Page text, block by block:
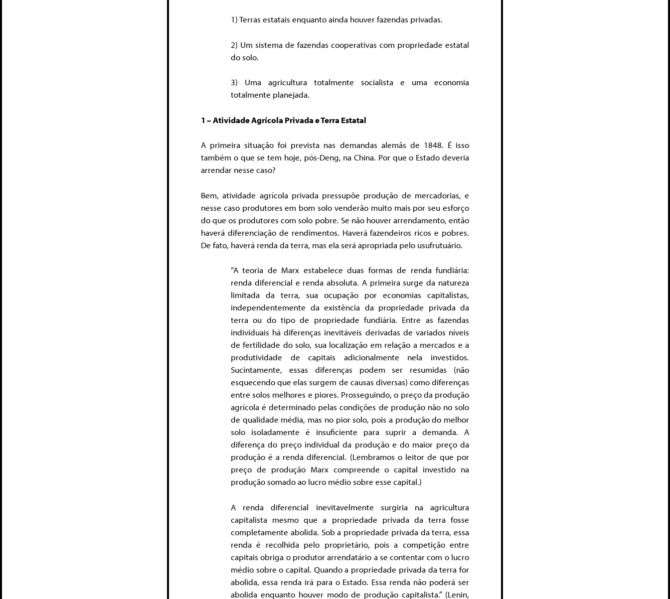
1) Terras estatais enquanto ainda houver fazendas privadas.
2) Um sistema de fazendas cooperativas com propriedade estatal
do solo.
3) Uma agricultura totalmente socialista e uma economia
totalmente planejada.
1 – Atividade Agrícola Privada e Terra Estatal
A primeira situação foi prevista nas demandas alemãs de 1848. É isso
também o que se tem hoje, pós-Deng, na China. Por que o Estado deveria
arrendar nesse caso?
Bem, atividade agrícola privada pressupõe produção de mercadorias, e
nesse caso produtores em bom solo venderão muito mais por seu esforço
do que os produtores com solo pobre. Se não houver arrendamento, então
haverá diferenciação de rendimentos. Haverá fazendeiros ricos e pobres.
De fato, haverá renda da terra, mas ela será apropriada pelo usufrutuário.
“A teoria de Marx estabelece duas formas de renda fundiária:
renda diferencial e renda absoluta. A primeira surge da natureza
limitada da terra, sua ocupação por economias capitalistas,
independentemente da existência da propriedade privada da
terra ou do tipo de propriedade fundiária. Entre as fazendas
individuais há diferenças inevitáveis derivadas de variados níveis
de fertilidade do solo, sua localização em relação a mercados e a
produtividade de capitais adicionalmente nela investidos.
Sucintamente, essas diferenças podem ser resumidas (não
esquecendo que elas surgem de causas diversas) como diferenças
entre solos melhores e piores. Prosseguindo, o preço da produção
agrícola é determinado pelas condições de produção não no solo
de qualidade média, mas no pior solo, pois a produção do melhor
solo isoladamente é insuficiente para suprir a demanda. A
diferença do preço individual da produção e do maior preço da
produção é a renda diferencial. (Lembramos o leitor de que por
preço de produção Marx compreende o capital investido na
produção somado ao lucro médio sobre esse capital.)
A renda diferencial inevitavelmente surgiria na agricultura
capitalista mesmo que a propriedade privada da terra fosse
completamente abolida. Sob a propriedade privada da terra, essa
renda é recolhida pelo proprietário, pois a competição entre
capitais obriga o produtor arrendatário a se contentar com o lucro
médio sobre o capital. Quando a propriedade privada da terra for
abolida, essa renda irá para o Estado. Essa renda não poderá ser
abolida enquanto houver modo de produção capitalista.” (Lenin,